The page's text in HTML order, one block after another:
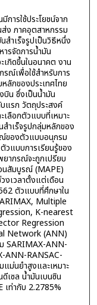
การใช้ประโยชน์จาก
ส่ง ภาคอุตสาหกรรม
สำเร็จรูปเป็นวิธีหนึ่ง
ารจัดการน้ำมัน
เกิดขึ้นในอนาคต งาน
ณ์เพื่อใช้สำหรับการ
ลักของประเทศไทย
บิน ซึ่งเป็นน้ำมัน
แรก วัตถุประสงค์
ลือกตัวแบบที่เหมาะ
ำเร็จรูปกลุ่มหลักของ
ณ์ของตัวแบบอนุกรม
วแบบการเรียนรู้ของ
ากรณ์จะถูกเปรียบ
นสัมบูรณ์ (MAPE)
งเวลาตั้งแต่เดือน
ตัวแบบที่ศึกษาใน
Multiple
K-nearest
Regression
Network (ANN)
SARIMAX-ANN-
ANN-RANSAC-
ม่นยำสูงและเหมาะ
เซล น้ำมันเบนซิน
เท่ากับ 2.2785%